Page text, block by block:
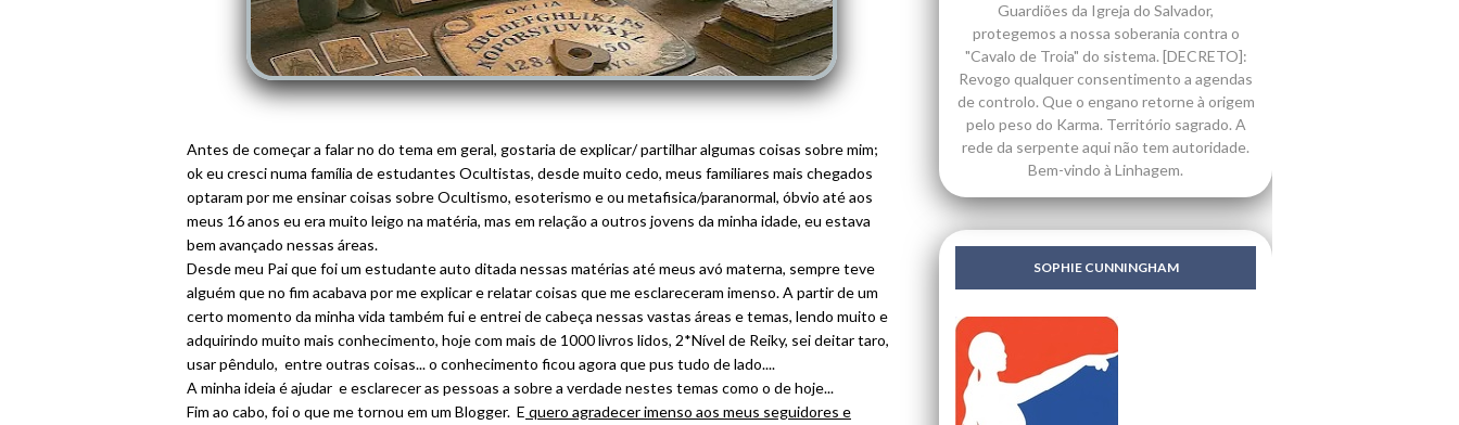
Antes de começar a falar no do tema em geral, gostaria de explicar/ partilhar algumas coisas sobre mim;
ok eu cresci numa família de estudantes Ocultistas, desde muito cedo, meus familiares mais chegados
optaram por me ensinar coisas sobre Ocultismo, esoterismo e ou metafisica/paranormal, óbvio até aos
meus 16 anos eu era muito leigo na matéria, mas em relação a outros jovens da minha idade, eu estava
bem avançado nessas áreas.
Desde meu Pai que foi um estudante auto ditada nessas matérias até meus avó materna, sempre teve
alguém que no fim acabava por me explicar e relatar coisas que me esclareceram imenso. A partir de um
certo momento da minha vida também fui e entrei de cabeça nessas vastas áreas e temas, lendo muito e
adquirindo muito mais conhecimento, hoje com mais de 1000 livros lidos, 2*Nível de Reiky, sei deitar taro,
usar pêndulo, entre outras coisas... o conhecimento ficou agora que pus tudo de lado....
A minha ideia é ajudar e esclarecer as pessoas a sobre a verdade nestes temas como o de hoje...
Fim ao cabo, foi o que me tornou em um Blogger. E quero agradecer imenso aos meus seguidores e
Guardiões da Igreja do Salvador,
protegemos a nossa soberania contra o
"Cavalo de Troia" do sistema. [DECRETO]:
Revogo qualquer consentimento a agendas
de controlo. Que o engano retorne à origem
pelo peso do Karma. Território sagrado. A
rede da serpente aqui não tem autoridade.
Bem-vindo à Linhagem.
SOPHIE CUNNINGHAM